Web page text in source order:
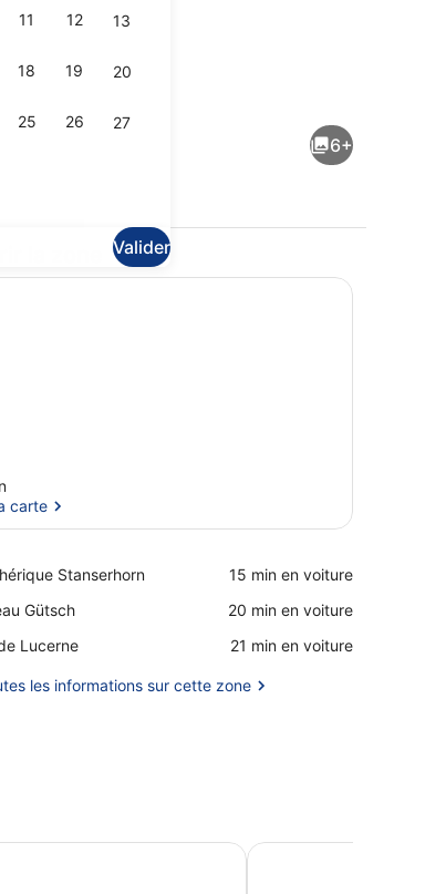
11 12 13
18 19 20
25 26 27
Valider
2 chambres, accès Internet
6+
carte
Stanserhorn
‪15 min en voiture‬
Gütsch
‪20 min en voiture‬
Lucerne
‪21 min en voiture‬
les informations sur cette zone
Glattbrugg Radisson Hotel &